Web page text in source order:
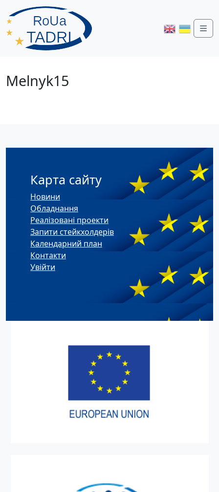
Melnyk15
Карта сайту
Новини
Обладнання
Реалізовані проекти
Запити стейкхолдерів
Календарний план
Контакти
Увійти